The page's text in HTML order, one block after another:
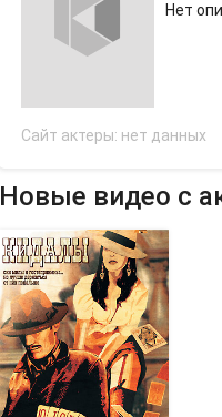
Нет
Сайт актеры: нет данных
Новые видео с